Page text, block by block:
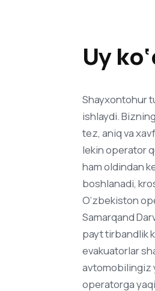
Uy
Shayxontohur
ishlaydi.
tez, aniq va
lekin operator
ham oldindan
boshlanadi,
O‘zbekiston
Samarqand
payt tirbandlik
evakuatorlar
avtomobilingiz
operatorga